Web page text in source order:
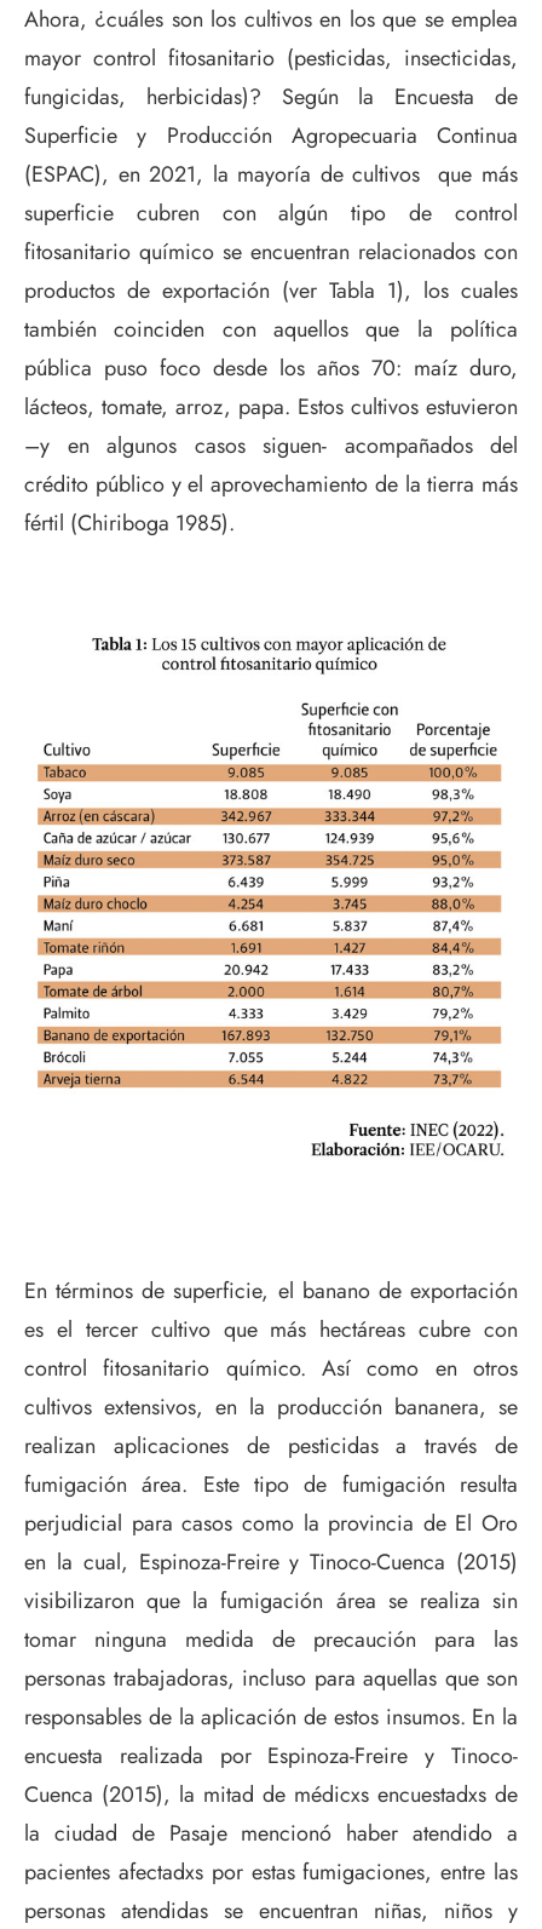
Ahora, ¿cuáles son los cultivos en los que se emplea
mayor control fitosanitario (pesticidas, insecticidas,
fungicidas, herbicidas)? Según la Encuesta de
Superficie y Producción Agropecuaria Continua
(ESPAC), en 2021, la mayoría de cultivos que más
superficie cubren con algún tipo de control
fitosanitario químico se encuentran relacionados con
productos de exportación (ver Tabla 1), los cuales
también coinciden con aquellos que la política
pública puso foco desde los años 70: maíz duro,
lácteos, tomate, arroz, papa. Estos cultivos estuvieron
–y en algunos casos siguen- acompañados del
crédito público y el aprovechamiento de la tierra más
fértil (Chiriboga 1985).
En términos de superficie, el banano de exportación
es el tercer cultivo que más hectáreas cubre con
control fitosanitario químico. Así como en otros
cultivos extensivos, en la producción bananera, se
realizan aplicaciones de pesticidas a través de
fumigación área. Este tipo de fumigación resulta
perjudicial para casos como la provincia de El Oro
en la cual, Espinoza-Freire y Tinoco-Cuenca (2015)
visibilizaron que la fumigación área se realiza sin
tomar ninguna medida de precaución para las
personas trabajadoras, incluso para aquellas que son
responsables de la aplicación de estos insumos. En la
encuesta realizada por Espinoza-Freire y Tinoco-
Cuenca (2015), la mitad de médicxs encuestadxs de
la ciudad de Pasaje mencionó haber atendido a
pacientes afectadxs por estas fumigaciones, entre las
personas atendidas se encuentran niñas, niños y